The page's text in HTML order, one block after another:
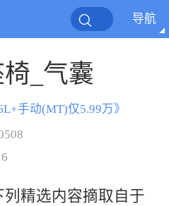
导航
_气囊
手动(MT)仅5.99万 》
列精选内容摘取自于